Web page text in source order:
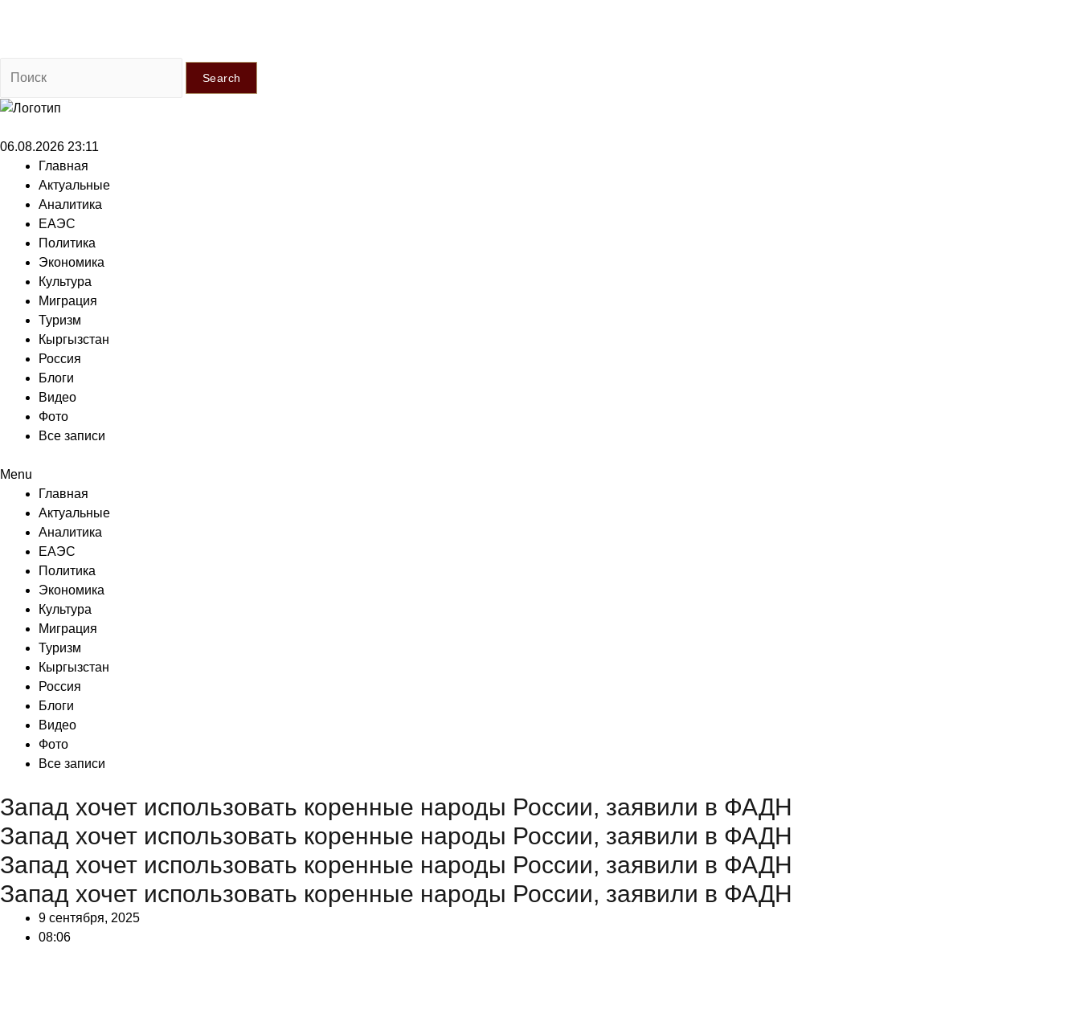
Search
06.08.2026 23:11
Главная
Актуальные
Аналитика
ЕАЭС
Политика
Экономика
Культура
Миграция
Туризм
Кыргызстан
Россия
Блоги
Видео
Фото
Все записи
Menu
Главная
Актуальные
Аналитика
ЕАЭС
Политика
Экономика
Культура
Миграция
Туризм
Кыргызстан
Россия
Блоги
Видео
Фото
Все записи
Запад хочет использовать коренные народы России, заявили в ФАДН
Запад хочет использовать коренные народы России, заявили в ФАДН
Запад хочет использовать коренные народы России, заявили в ФАДН
Запад хочет использовать коренные народы России, заявили в ФАДН
9 сентября, 2025
08:06